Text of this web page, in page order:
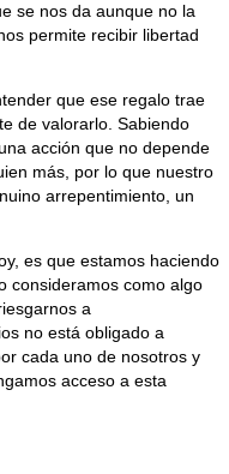
se nos da aunque no la
permite recibir libertad
que ese regalo trae
de valorarlo. Sabiendo
acción que no depende
más, por lo que nuestro
arrepentimiento, un
es que estamos haciendo
consideramos como algo
a
no está obligado a
cada uno de nosotros y
acceso a esta